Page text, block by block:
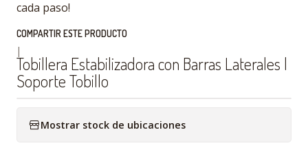
cada paso!
COMPARTIR ESTE PRODUCTO
|
Tobillera Estabilizadora con Barras Laterales |
Soporte Tobillo
Mostrar stock de ubicaciones